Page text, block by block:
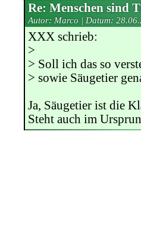
Re: Menschen sind
Autor: Marco | Datum:
XXX schrieb:
>
> Soll ich das so
> sowie Säugetier
Ja, Säugetier ist die
Steht auch im